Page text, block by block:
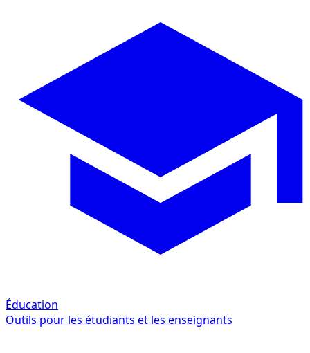
Éducation
Outils pour les étudiants et les enseignants